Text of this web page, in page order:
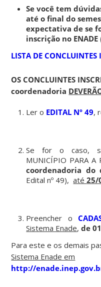
Se você tem
até o final do
expectativa de se
inscrição no ENADE
LISTA DE
OS CONCLUINTES
coordenadoria
Ler o EDITAL Nº 49,
Se for o caso,
MUNICÍPIO PARA A
coordenadoria do
Edital nº 49),até25/
Preencher o
Sistema Enade,de
Para este e os demais
Sistema Enade em
http://